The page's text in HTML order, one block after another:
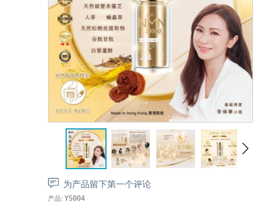
为产品留下第一个评论
产品: YS004